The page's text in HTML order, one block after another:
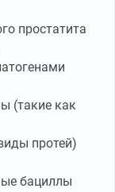
простатита
(такие как
протей)
бациллы